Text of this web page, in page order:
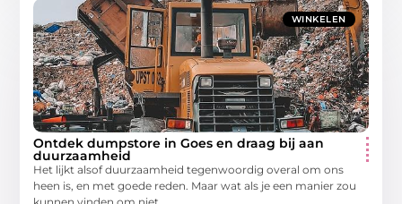
WINKELEN
Ontdek dumpstore in Goes en draag bij aan
duurzaamheid
Het lijkt alsof duurzaamheid tegenwoordig overal om ons
heen is, en met goede reden. Maar wat als je een manier zou